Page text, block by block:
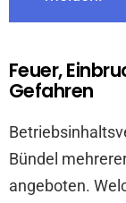
Feuer,
Gefahren
Bündel
angeboten.